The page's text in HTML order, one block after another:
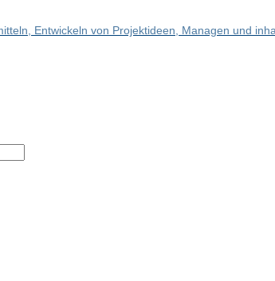
Entwickeln von Projektideen, Managen und